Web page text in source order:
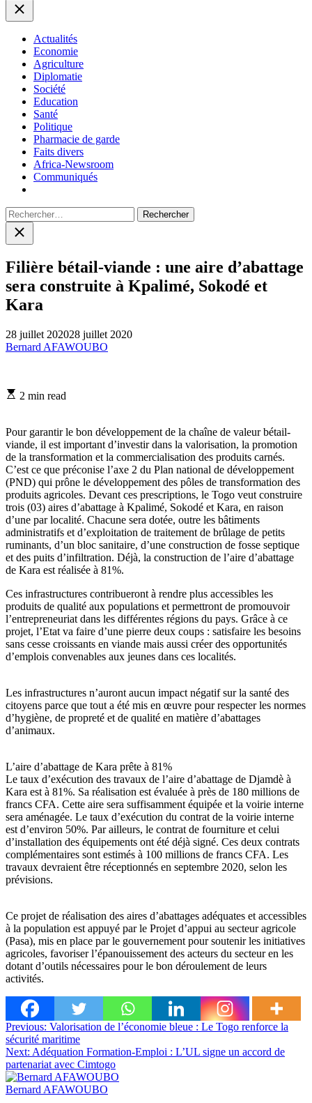
Close
Actualités
Economie
Agriculture
Diplomatie
Société
Education
Santé
Politique
Pharmacie de garde
Faits divers
Africa-Newsroom
Communiqués
Rechercher :
Close
search
Filière bétail-viande : une aire d’abattage
sera construite à Kpalimé, Sokodé et
Kara
28 juillet 202028 juillet 2020
Bernard AFAWOUBO
Estimated
2 min read
Pour garantir le bon développement de la chaîne de valeur bétail-
viande, il est important d’investir dans la valorisation, la promotion
de la transformation et la commercialisation des produits carnés.
C’est ce que préconise l’axe 2 du Plan national de développement
(PND) qui prône le développement des pôles de transformation des
produits agricoles. Devant ces prescriptions, le Togo veut construire
trois (03) aires d’abattage à Kpalimé, Sokodé et Kara, en raison
d’une par localité. Chacune sera dotée, outre les bâtiments
administratifs et d’exploitation de traitement de brûlage de petits
ruminants, d’un bloc sanitaire, d’une construction de fosse septique
et des puits d’infiltration. Déjà, la construction de l’aire d’abattage
de Kara est réalisée à 81%.
Ces infrastructures contribueront à rendre plus accessibles les
produits de qualité aux populations et permettront de promouvoir
l’entrepreneuriat dans les différentes régions du pays. Grâce à ce
projet, l’Etat va faire d’une pierre deux coups : satisfaire les besoins
sans cesse croissants en viande mais aussi créer des opportunités
d’emplois convenables aux jeunes dans ces localités.
Les infrastructures n’auront aucun impact négatif sur la santé des
citoyens parce que tout a été mis en œuvre pour respecter les normes
d’hygiène, de propreté et de qualité en matière d’abattages
d’animaux.
L’aire d’abattage de Kara prête à 81%
Le taux d’exécution des travaux de l’aire d’abattage de Djamdè à
Kara est à 81%. Sa réalisation est évaluée à près de 180 millions de
francs CFA. Cette aire sera suffisamment équipée et la voirie interne
sera aménagée. Le taux d’exécution du contrat de la voirie interne
est d’environ 50%. Par ailleurs, le contrat de fourniture et celui
d’installation des équipements ont été déjà signé. Ces deux contrats
complémentaires sont estimés à 100 millions de francs CFA. Les
travaux devraient être réceptionnés en septembre 2020, selon les
prévisions.
Ce projet de réalisation des aires d’abattages adéquates et accessibles
à la population est appuyé par le Projet d’appui au secteur agricole
(Pasa), mis en place par le gouvernement pour soutenir les initiatives
agricoles, favoriser l’épanouissement des acteurs du secteur en les
dotant d’outils nécessaires pour le bon déroulement de leurs
activités.
Navigation
de
l’article
Previous: Valorisation de l’économie bleue : Le Togo renforce la
sécurité maritime
Next: Adéquation Formation-Emploi : L’UL signe un accord de
partenariat avec Cimtogo
Bernard AFAWOUBO